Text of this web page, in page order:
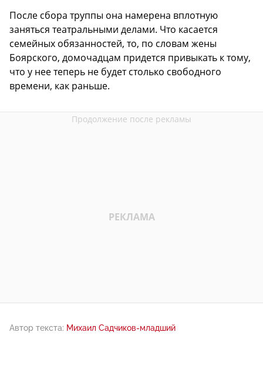
После сбора труппы она намерена вплотную
заняться театральными делами. Что касается
семейных обязанностей, то, по словам жены
Боярского, домочадцам придется привыкать к тому,
что у нее теперь не будет столько свободного
времени, как раньше.
Автор текста: Михаил Садчиков-младший